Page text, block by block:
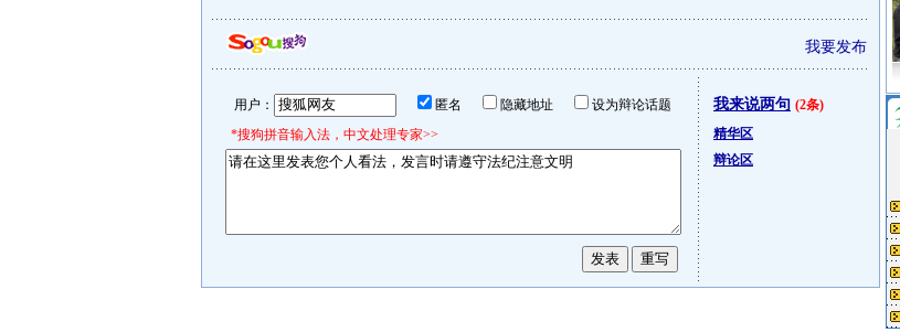
我要发布
用户： 匿名 隐藏地址
设为辩论话题
*搜狗拼音输入法，中文处理专家>>
我来说两句 (2条)
精华区
辩论区